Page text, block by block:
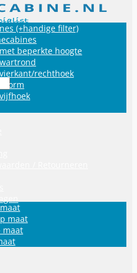
/ Retourneren
(+handige filter)
beperkte hoogte
rechthoek
vorm
maat
maat